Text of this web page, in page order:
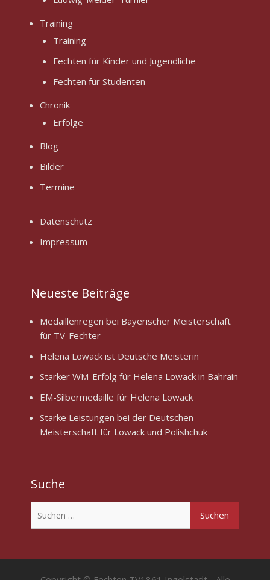
Training
Training
Fechten für Kinder und Jugendliche
Fechten für Studenten
Chronik
Erfolge
Blog
Bilder
Termine
Datenschutz
Impressum
Neueste Beiträge
Medaillenregen bei Bayerischer Meisterschaft
für TV-Fechter
Helena Lowack ist Deutsche Meisterin
Starker WM-Erfolg für Helena Lowack in Bahrain
EM-Silbermedaille für Helena Lowack
Starke Leistungen bei der Deutschen
Meisterschaft für Lowack und Polishchuk
Suche
nach: